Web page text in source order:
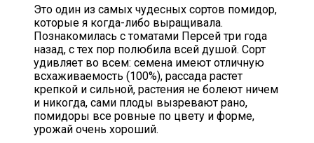
Это один из самых чудесных сортов помидор,
которые я когда-либо выращивала.
Познакомилась с томатами Персей три года
назад, с тех пор полюбила всей душой. Сорт
удивляет во всем: семена имеют отличную
всхаживаемость (100%), рассада растет
крепкой и сильной, растения не болеют ничем
и никогда, сами плоды вызревают рано,
помидоры все ровные по цвету и форме,
урожай очень хороший.